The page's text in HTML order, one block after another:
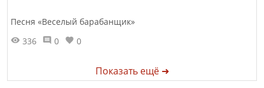
Песня «Веселый барабанщик»
336
0 0
Показать ещё ➜